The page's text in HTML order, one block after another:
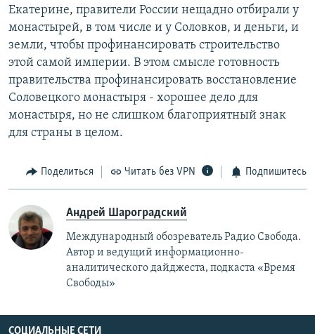
Екатерине, правители России нещадно отбирали у
монастырей, в том числе и у Соловков, и деньги, и
земли, чтобы профинансировать строительство
этой самой империи. В этом смысле готовность
правительства профинансировать восстановление
Соловецкого монастыря - хорошее дело для
монастыря, но не слишком благоприятный знак
для страны в целом.
Поделиться Читать без VPN Подпишитесь
Андрей Шароградский
Международный обозреватель Радио Свобода.
Автор и ведущий информационно-
аналитического дайджеста, подкаста «Время
Свободы»
СОЦИАЛЬНЫЕ СЕТИ